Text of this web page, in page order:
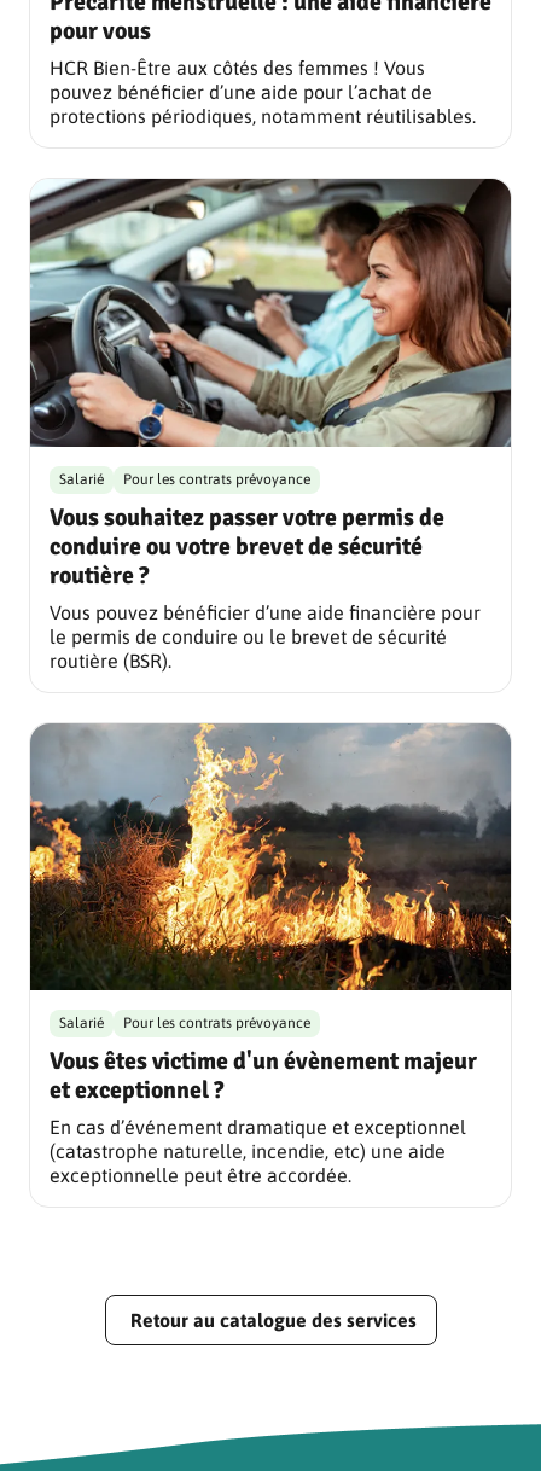
pour vous
HCR Bien-Être aux côtés des femmes ! Vous
pouvez bénéficier d’une aide pour l’achat de
protections périodiques, notamment réutilisables.
Vous souhaitez passer votre permis de
conduire ou votre brevet de sécurité
routière ?
Salarié Pour les contrats prévoyance
Vous pouvez bénéficier d’une aide financière pour
le permis de conduire ou le brevet de sécurité
routière (BSR).
Vous êtes victime d'un évènement majeur
et exceptionnel ?
Salarié Pour les contrats prévoyance
En cas d’événement dramatique et exceptionnel
(catastrophe naturelle, incendie, etc) une aide
exceptionnelle peut être accordée.
Retour au catalogue des services